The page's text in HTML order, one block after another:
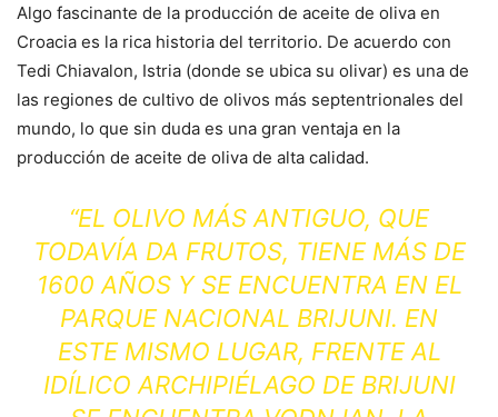
Algo fascinante de la producción de aceite de oliva en
Croacia es la rica historia del territorio. De acuerdo con
Tedi Chiavalon, Istria (donde se ubica su olivar) es una de
las regiones de cultivo de olivos más septentrionales del
mundo, lo que sin duda es una gran ventaja en la
producción de aceite de oliva de alta calidad.
“EL OLIVO MÁS ANTIGUO, QUE
TODAVÍA DA FRUTOS, TIENE MÁS DE
1600 AÑOS Y SE ENCUENTRA EN EL
PARQUE NACIONAL BRIJUNI. EN
ESTE MISMO LUGAR, FRENTE AL
IDÍLICO ARCHIPIÉLAGO DE BRIJUNI